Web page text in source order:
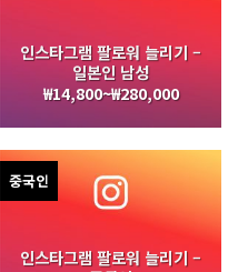
인스타그램 팔로워 늘리기 –
일본인 남성
₩14,800~₩280,000
중국인
인스타그램 팔로워 늘리기 –